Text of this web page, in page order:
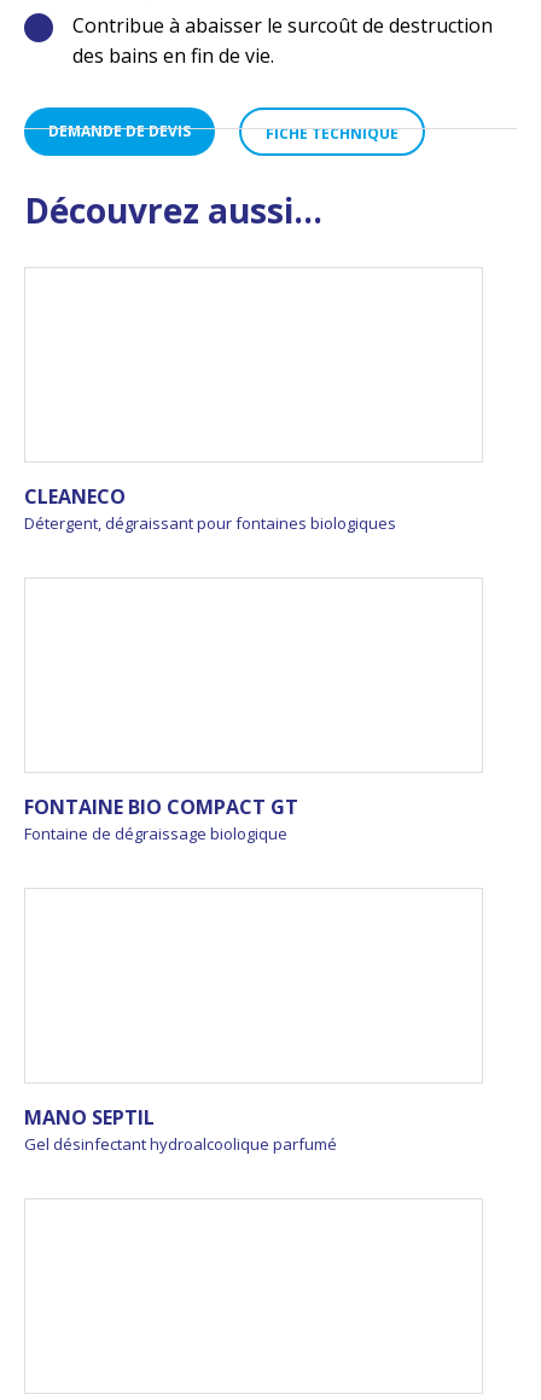
Contribue à abaisser le surcoût de destruction
des bains en fin de vie.
DEMANDE DE DEVIS FICHE TECHNIQUE
Découvrez aussi...
CLEANECO
Détergent, dégraissant pour fontaines biologiques
FONTAINE BIO COMPACT GT
Fontaine de dégraissage biologique
MANO SEPTIL
Gel désinfectant hydroalcoolique parfumé